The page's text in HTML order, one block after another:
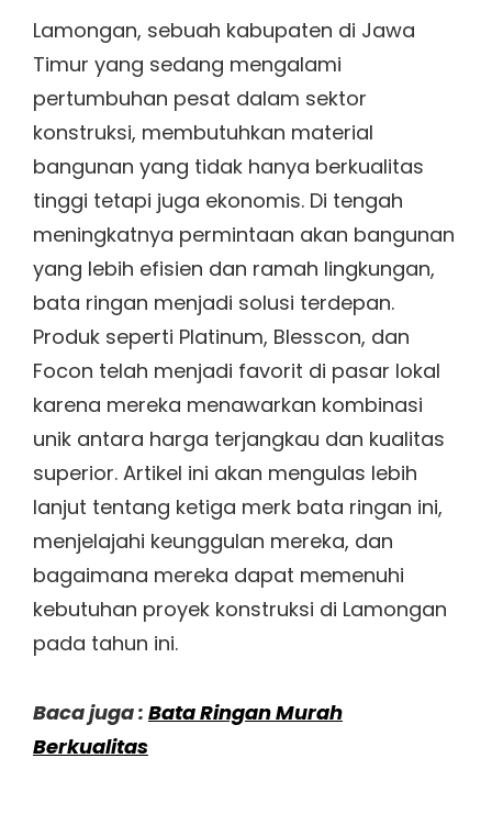
Lamongan, sebuah kabupaten di Jawa
Timur yang sedang mengalami
pertumbuhan pesat dalam sektor
konstruksi, membutuhkan material
bangunan yang tidak hanya berkualitas
tinggi tetapi juga ekonomis. Di tengah
meningkatnya permintaan akan bangunan
yang lebih efisien dan ramah lingkungan,
bata ringan menjadi solusi terdepan.
Produk seperti Platinum, Blesscon, dan
Focon telah menjadi favorit di pasar lokal
karena mereka menawarkan kombinasi
unik antara harga terjangkau dan kualitas
superior. Artikel ini akan mengulas lebih
lanjut tentang ketiga merk bata ringan ini,
menjelajahi keunggulan mereka, dan
bagaimana mereka dapat memenuhi
kebutuhan proyek konstruksi di Lamongan
pada tahun ini.
Baca juga : Bata Ringan Murah
Berkualitas